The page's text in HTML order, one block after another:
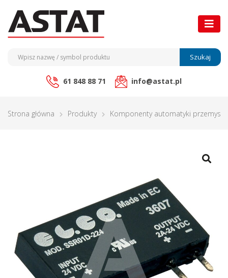
Szukaj
61 848 88 71 info@astat.pl
Strona główna Produkty Komponenty automatyki